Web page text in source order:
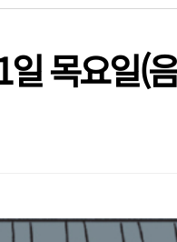
목요일(